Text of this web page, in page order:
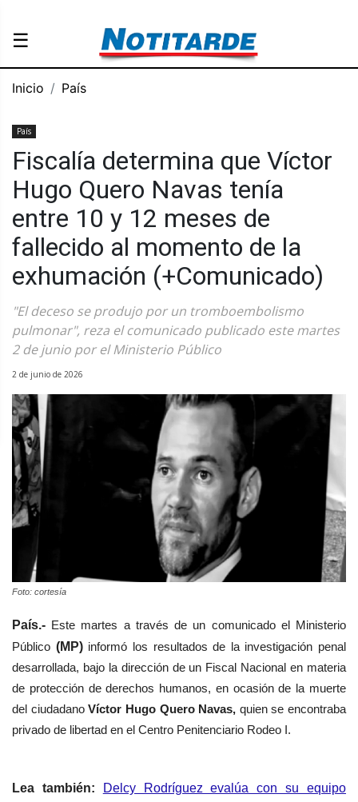
☰
Inicio País
País
Fiscalía determina que Víctor
Hugo Quero Navas tenía
entre 10 y 12 meses de
fallecido al momento de la
exhumación (+Comunicado)
"El deceso se produjo por un tromboembolismo
pulmonar", reza el comunicado publicado este martes
2 de junio por el Ministerio Público
2 de junio de 2026
Foto: cortesía
País.- Este martes a través de un comunicado el Ministerio
Público (MP)informó los resultados de la investigación penal
desarrollada, bajo la dirección de un Fiscal Nacional en materia
de protección de derechos humanos, en ocasión de la muerte
del ciudadanoVíctor Hugo Quero Navas, quien se encontraba
privado de libertad en el Centro Penitenciario Rodeo I.
Lea también:
Delcy Rodríguez evalúa con su equipo